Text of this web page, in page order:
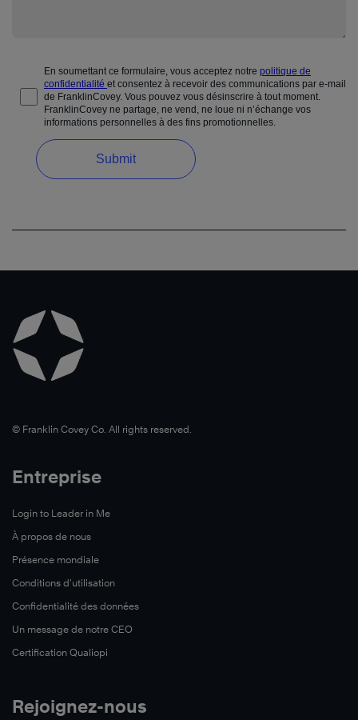
©️ Franklin Covey Co. All rights reserved.
Entreprise
Login to Leader in Me
À propos de nous
Présence mondiale
Conditions d’utilisation
Confidentialité des données
Un message de notre CEO
Certification Qualiopi
Rejoignez-nous